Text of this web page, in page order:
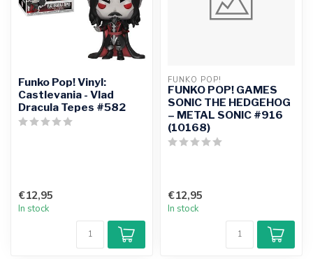
Funko Pop! Vinyl:
Castlevania - Vlad
Dracula Tepes #582
€12,95
In stock
FUNKO POP!
FUNKO POP! GAMES
SONIC THE HEDGEHOG
– METAL SONIC #916
(10168)
€12,95
In stock